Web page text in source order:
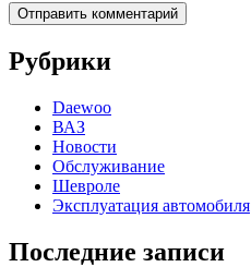
Рубрики
Daewoo
ВАЗ
Новости
Обслуживание
Шевроле
Эксплуатация автомобиля
Последние записи